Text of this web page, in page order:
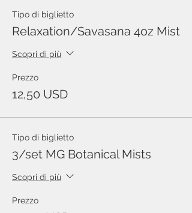
Tipo di biglietto
Relaxation/Savasana 4oz Mist
Scopri di più
Prezzo
12,50 USD
Tipo di biglietto
3/set MG Botanical Mists
Scopri di più
Prezzo